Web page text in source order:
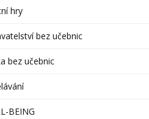
hry
bez učebnic
bez učebnic
BEING